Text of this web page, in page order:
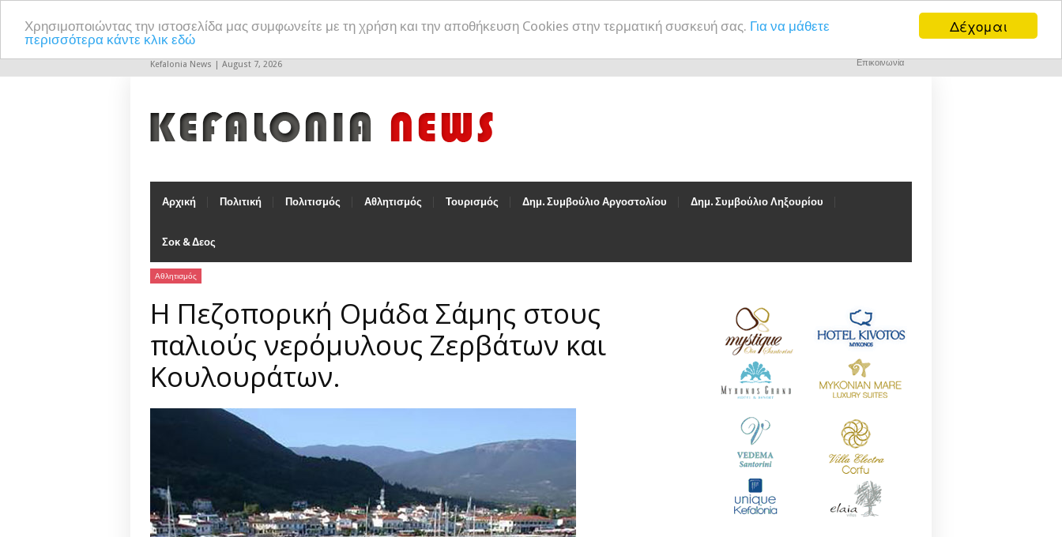
Δέχομαι
Χρησιμοποιώντας την ιστοσελίδα μας συμφωνείτε με τη χρήση και την αποθήκευση Cookies στην τερματική συσκευή σας. Για να μάθετε
περισσότερα κάντε κλικ εδώ
Kefalonia News | August 7, 2026 Επικοινωνία
Αρχική Πολιτική Πολιτισμός Αθλητισμός Τουρισμός Δημ. Συμβούλιο Αργοστολίου Δημ. Συμβούλιο Ληξουρίου
Σοκ & Δεος
Αθλητισμός
Η Πεζοπορική Ομάδα Σάμης στους
παλιούς νερόμυλους Ζερβάτων και
Κουλουράτων.